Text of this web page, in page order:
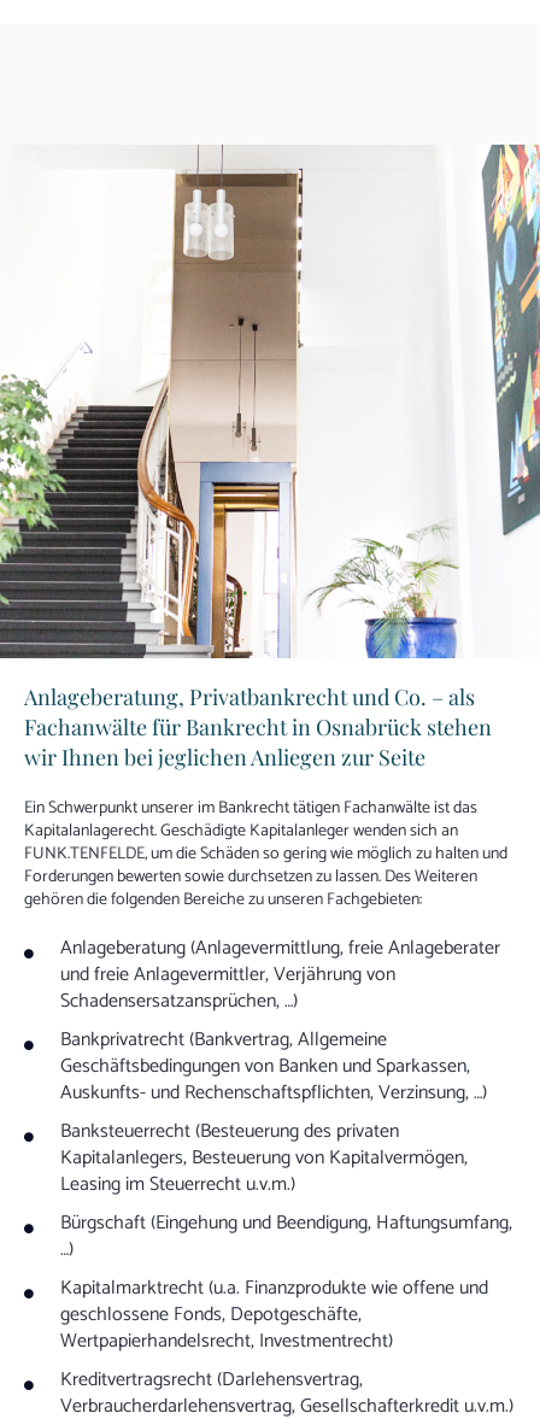
Anlageberatung, Privatbankrecht und Co. – als
Fachanwälte für Bankrecht in Osnabrück stehen
wir Ihnen bei jeglichen Anliegen zur Seite
Ein Schwerpunkt unserer im Bankrecht tätigen Fachanwälte ist das
Kapitalanlagerecht. Geschädigte Kapitalanleger wenden sich an
FUNK.TENFELDE, um die Schäden so gering wie möglich zu halten und
Forderungen bewerten sowie durchsetzen zu lassen. Des Weiteren
gehören die folgenden Bereiche zu unseren Fachgebieten:
Anlageberatung (Anlagevermittlung, freie Anlageberater
und freie Anlagevermittler, Verjährung von
Schadensersatzansprüchen, …)
Bankprivatrecht (Bankvertrag, Allgemeine
Geschäftsbedingungen von Banken und Sparkassen,
Auskunfts- und Rechenschaftspflichten, Verzinsung, …)
Banksteuerrecht (Besteuerung des privaten
Kapitalanlegers, Besteuerung von Kapitalvermögen,
Leasing im Steuerrecht u.v.m.)
Bürgschaft (Eingehung und Beendigung, Haftungsumfang,
…)
Kapitalmarktrecht (u.a. Finanzprodukte wie offene und
geschlossene Fonds, Depotgeschäfte,
Wertpapierhandelsrecht, Investmentrecht)
Kreditvertragsrecht (Darlehensvertrag,
Verbraucherdarlehensvertrag, Gesellschafterkredit u.v.m.)